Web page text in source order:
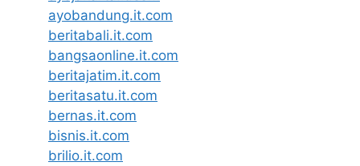
ayobandung.it.com
beritabali.it.com
bangsaonline.it.com
beritajatim.it.com
beritasatu.it.com
bernas.it.com
bisnis.it.com
brilio.it.com